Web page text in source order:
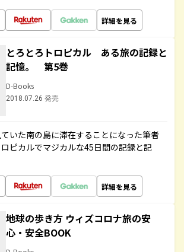
詳細を見る
とろとろトロピカル ある旅の記録と
記憶。 第5巻
D-Books
2018.07.26 発売
いた南の島に滞在することになった筆者
ピカルでマジカルな45日間の記録と記
詳細を見る
地球の歩き方 ウィズコロナ旅の安
心・安全BOOK